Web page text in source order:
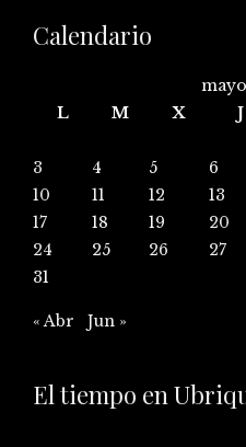
Calendario
L
M X J
3
4 5 6
10
11 12 13
17
18 19 20
24
25 26 27
31
« Abr Jun »
El tiempo en